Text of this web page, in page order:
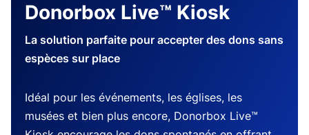
Donorbox Live™ Kiosk
La solution parfaite pour accepter des dons sans
espèces sur place
Idéal pour les événements, les églises, les
musées et bien plus encore, Donorbox Live™